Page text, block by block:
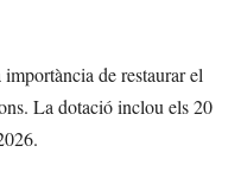
importància de restaurar el
La dotació inclou els 20